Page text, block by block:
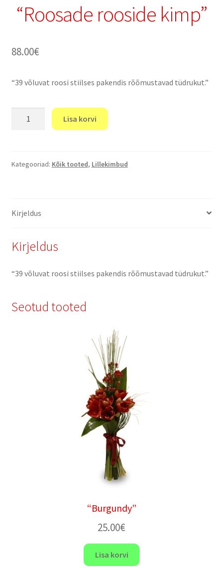
“Roosade rooside kimp”
88.00€
“39 võluvat roosi stiilses pakendis rõõmustavad tüdrukut.”
Lisa korvi
Kategooriad: Kõik tooted, Lillekimbud
Kirjeldus
Kirjeldus
“39 võluvat roosi stiilses pakendis rõõmustavad tüdrukut.”
Seotud tooted
“Burgundy”
25.00€
Lisa korvi